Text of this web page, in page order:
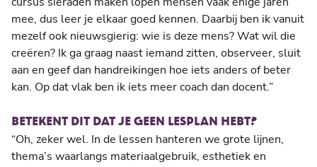
mee, dus leer je elkaar goed kennen. Daarbij ben ik vanuit
mezelf ook nieuwsgierig: wie is deze mens? Wat wil die
creëren? Ik ga graag naast iemand zitten, observeer, sluit
aan en geef dan handreikingen hoe iets anders of beter
kan. Op dat vlak ben ik iets meer coach dan docent.”
BETEKENT DIT DAT JE GEEN LESPLAN HEBT?
“Oh, zeker wel. In de lessen hanteren we grote lijnen,
thema’s waarlangs materiaalgebruik, esthetiek en